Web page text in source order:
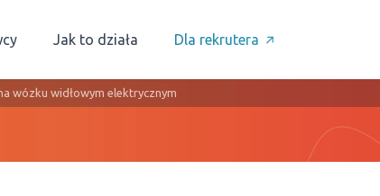
Jak to działa Dla rekrutera
wózku widłowym elektrycznym